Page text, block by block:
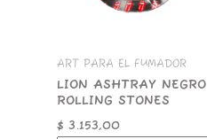
ART PARA EL FUMADOR
LION ASHTRAY NEGRO
ROLLING STONES
$ 3.153,00